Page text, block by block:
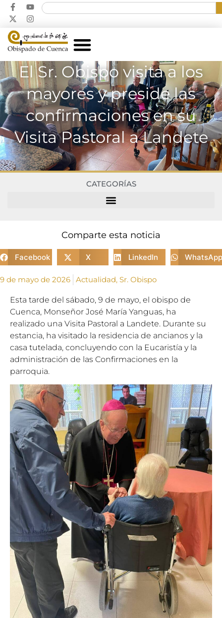
El Sr. Obispo visita a los
mayores y preside las
confirmaciones en su
Visita Pastoral a Landete
CATEGORÍAS
Comparte esta noticia
Facebook X LinkedIn WhatsApp
9 de mayo de 2026 Actualidad, Sr. Obispo
Esta tarde del sábado, 9 de mayo, el obispo de
Cuenca, Monseñor José María Yanguas, ha
realizado una Visita Pastoral a Landete. Durante su
estancia, ha visitado la residencia de ancianos y la
casa tutelada, concluyendo con la Eucaristía y la
administración de las Confirmaciones en la
parroquia.